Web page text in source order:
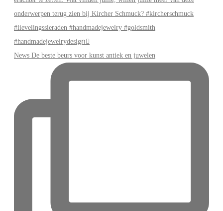
News De beste beurs voor kunst antiek en juwelen